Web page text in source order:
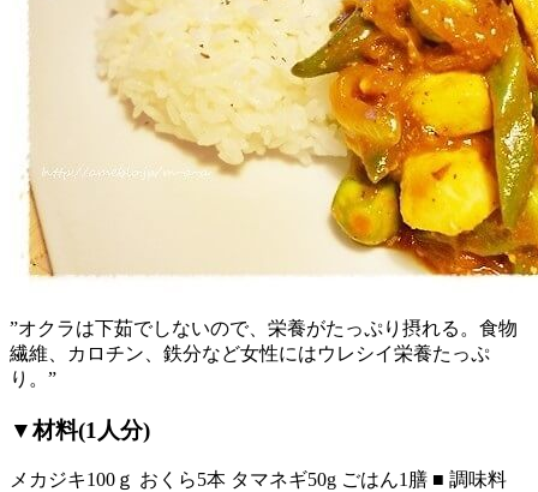
”オクラは下茹でしないので、栄養がたっぷり摂れる。食物
繊維、カロチン、鉄分など女性にはウレシイ栄養たっぷ
り。”
▼材料(1人分)
メカジキ100ｇ おくら5本 タマネギ50g ごはん1膳 ■ 調味料